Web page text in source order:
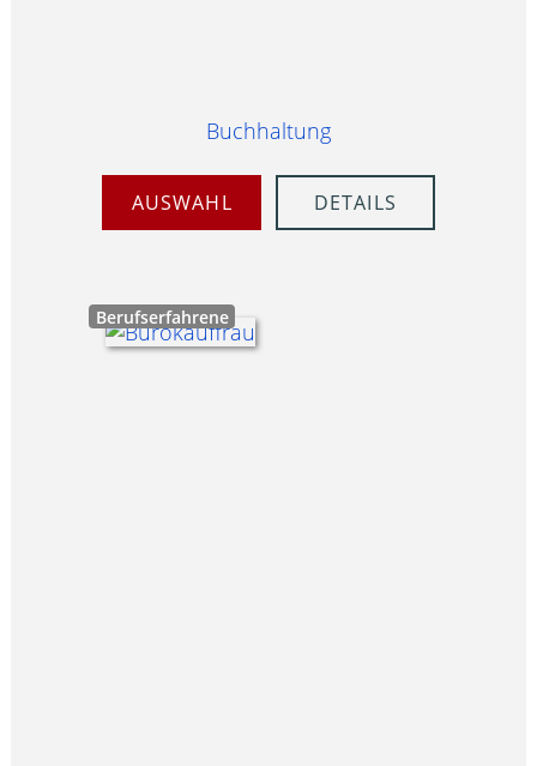
Buchhaltung
AUSWAHL DETAILS
Berufserfahrene